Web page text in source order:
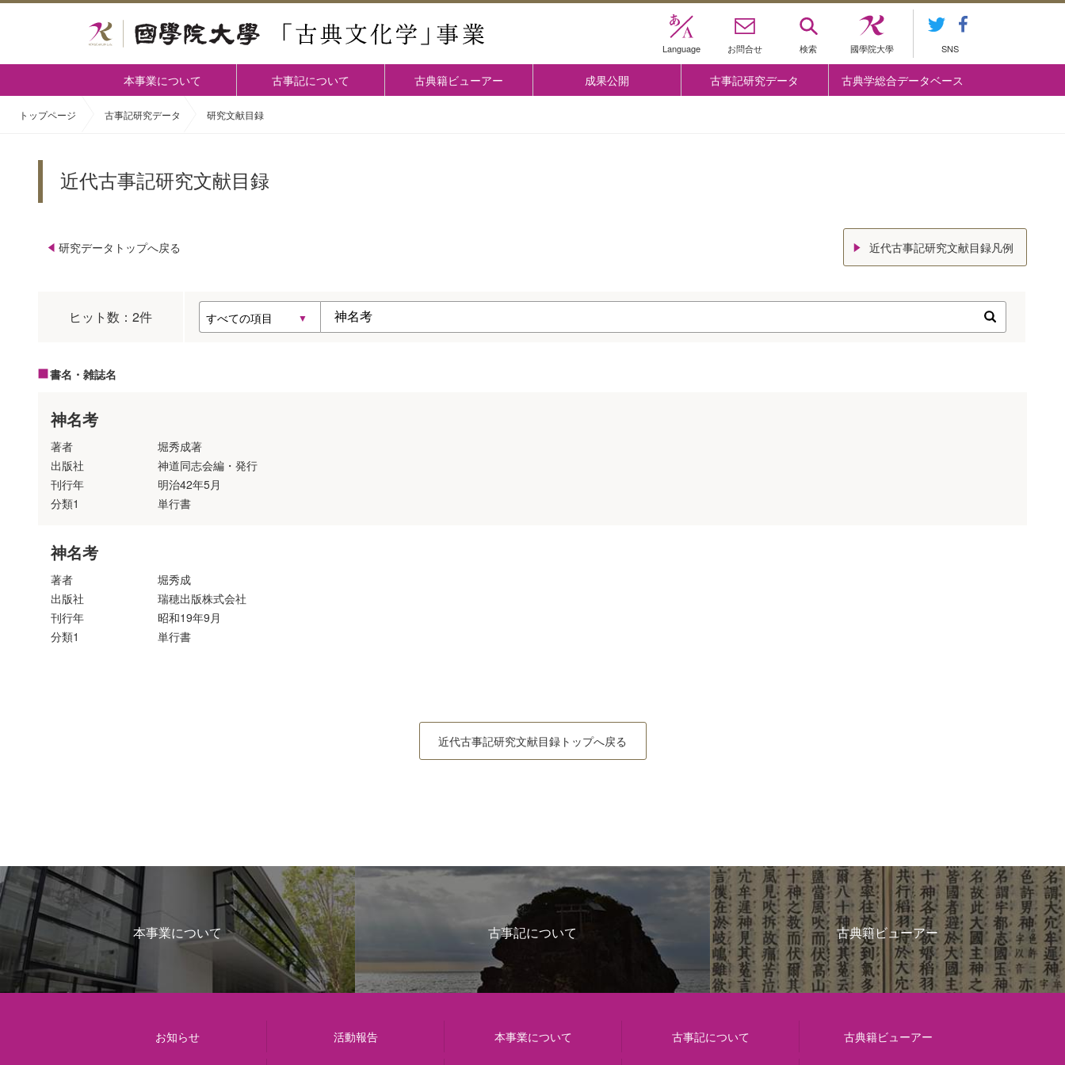
Language お問合せ 検索 國學院大學 SNS
本事業について 古事記について 古典籍ビューアー 成果公開 古事記研究データ 古典学総合データベース
トップページ 古事記研究データ 研究文献目録
近代古事記研究文献目録
研究データトップへ戻る 近代古事記研究文献目録凡例
ヒット数： 2件
書名・雑誌名
神名考
著者
堀秀成著
出版社
神道同志会編・発行
刊行年
明治42年5月
分類1
単行書
神名考
著者
堀秀成
出版社
瑞穂出版株式会社
刊行年
昭和19年9月
分類1
単行書
近代古事記研究文献目録トップへ戻る
本事業について 古事記について 古典籍ビューアー
お知らせ 活動報告 本事業について 古事記について 古典籍ビューアー